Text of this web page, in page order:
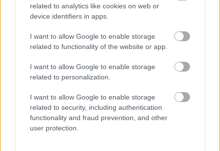
related to analytics like cookies on web or
device identifiers in apps.
I want to allow Google to enable storage
related to functionality of the website or app.
I want to allow Google to enable storage
related to personalization.
I want to allow Google to enable storage
related to security, including authentication
functionality and fraud prevention, and other
user protection.
FORMA-1
magához a Forma–1-et
„Ez egy nagyon gyors pálya, nekünk pedig gyors
autónk van, így arra törekszünk, hogy szépen
zárjuk ezt a három versenyes sorozatot. Büszke
vagyok arra, ahogyan elkezdtük a szezont.